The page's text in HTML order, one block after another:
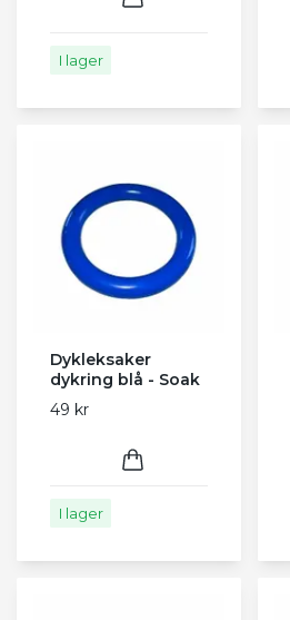
I lager
Dykleksaker
dykring blå - Soak
49 kr
I lager